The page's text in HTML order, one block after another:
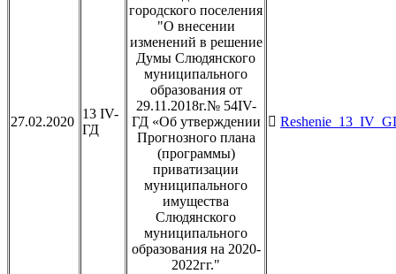
27.02.2020
13 IV-
ГД
городского поселения
"О внесении
изменений в решение
Думы Слюдянского
муниципального
образования от
29.11.2018г.№ 54IV-
ГД «Об утверждении
Прогнозного плана
(программы)
приватизации
муниципального
имущества
Слюдянского
муниципального
образования на 2020-
2022гг."